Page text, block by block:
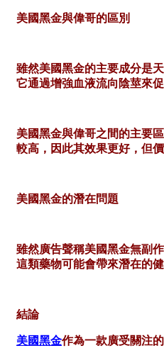
美國黑金與偉哥的區別
雖然美國黑金的主要成分是
它通過增強血液流向陰莖來
美國黑金與偉哥之間的主要
較高，因此其效果更好，但價
美國黑金的潛在問題
雖然廣告聲稱美國黑金無副
這類藥物可能會帶來潛在的
結論
美國黑金作為一款廣受關注